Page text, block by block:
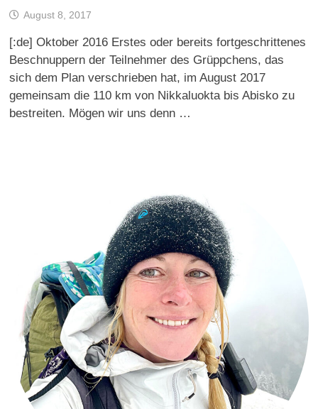
August 8, 2017
[:de] Oktober 2016 Erstes oder bereits fortgeschrittenes
Beschnuppern der Teilnehmer des Grüppchens, das
sich dem Plan verschrieben hat, im August 2017
gemeinsam die 110 km von Nikkaluokta bis Abisko zu
bestreiten. Mögen wir uns denn …